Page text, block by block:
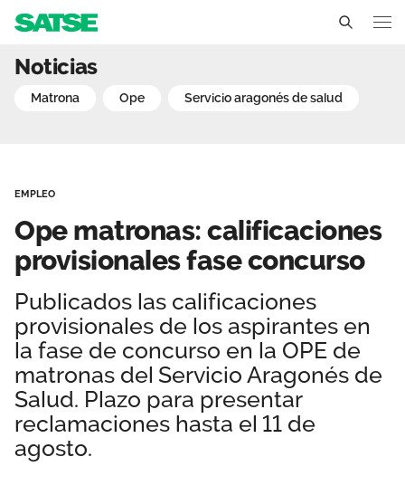
Delegados Sindicales
Estructura organizativa
Secciones sindicales
Servicios
Ventajas
Actualidad
Temas
Noticias
Sala de prensa
Empleo
Aragón
Contáctanos
Área privada
Ope matronas:
Noticias
matrona ope servicio aragonés de salud
EMPLEO
Ope matronas: calificaciones
provisionales fase concurso
Publicados las calificaciones
provisionales de los aspirantes en
la fase de concurso en la OPE de
matronas del Servicio Aragonés de
Salud. Plazo para presentar
reclamaciones hasta el 11 de
agosto.